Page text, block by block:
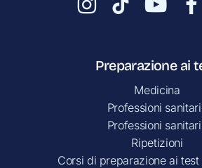
Preparazione ai
Medicina
Professioni
Professioni
Ripetizioni
Corsi di preparazione ai test